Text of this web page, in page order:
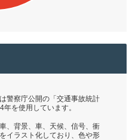
警察庁公開の「交通事故統計
を使用しています。
、背景、車、天候、信号、衝
イラスト化しており、色や形